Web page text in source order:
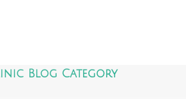
Blog Category